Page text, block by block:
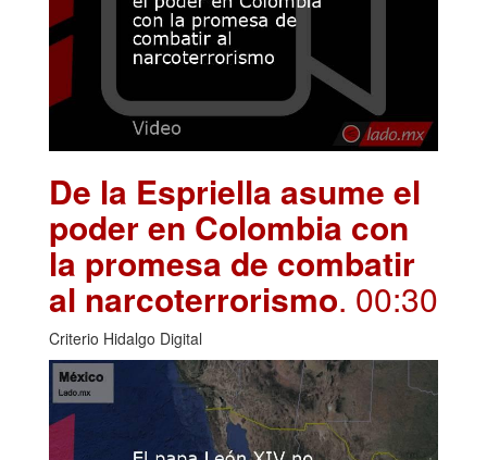
De la Espriella asume el
poder en Colombia con
la promesa de combatir
al narcoterrorismo. 00:30
Criterio Hidalgo Digital